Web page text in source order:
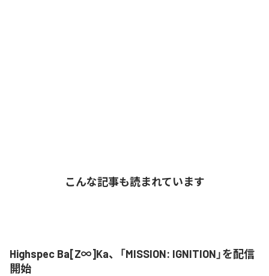
こんな記事も読まれています
Highspec Ba[Z∞]Ka、「MISSION: IGNITION」を配信
開始